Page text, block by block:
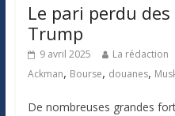
Le pari perdu
Trump
9 avril 2025 La rédaction
Ackman, Bourse, douanes,
De nombreuses grandes